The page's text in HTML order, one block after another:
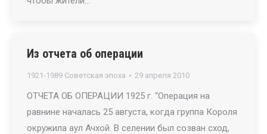
Из отчета об операции
1921-1989 Советская эпоха 29 апреля 2010
ОТЧЕТА ОБ ОПЕРАЦИИ 1925 г. “Операция на
равнине началась 25 августа, когда группа Короля
окружила аул Ачхой. В селении был созван сход,